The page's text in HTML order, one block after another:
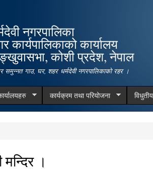
नगरपालिका
कार्यपालिकाको कार्यालय
कोशी प्रदेश, नेपाल
समुन्नत गाउ, घर, शहर धर्मदेवी नगरपालिकाको रहर ।
कार्यक्रम तथा परियोजना
।